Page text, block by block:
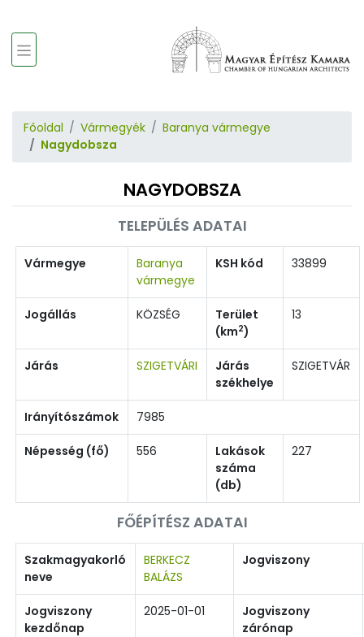
Főoldal Vármegyék
Baranya vármegye
Nagydobsza
NAGYDOBSZA
TELEPÜLÉS ADATAI
Vármegye
Baranya
vármegye
KSH kód 33899
Jogállás KÖZSÉG
Terület
(km2)
13
Járás SZIGETVÁRI
Járás
székhelye
SZIGETVÁR
Irányítószámok 7985
Népesség (fő) 556
Lakások
száma
(db)
227
FŐÉPÍTÉSZ ADATAI
Szakmagyakorló
neve
BERKECZ
BALÁZS
Jogviszony
Jogviszony
kezdőnap
2025-01-01
Jogviszony
zárónap